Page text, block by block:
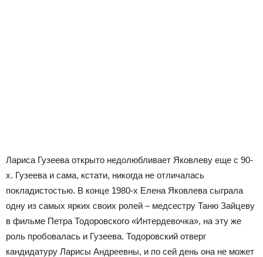
Лариса Гузеева открыто недолюбливает Яковлеву еще с 90-
х. Гузеева и сама, кстати, никогда не отличалась
покладистостью. В конце 1980-х Елена Яковлева сыграла
одну из самых ярких своих ролей – медсестру Таню Зайцеву
в фильме Петра Тодоровского «Интердевочка», на эту же
роль пробовалась и Гузеева. Тодоровский отверг
кандидатуру Ларисы Андреевны, и по сей день она не может